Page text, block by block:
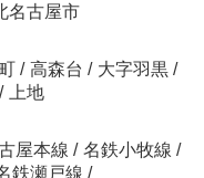
名古屋市
/ 高森台 / 大字羽黒 /
/
上地
屋本線 / 名鉄小牧線 /
鉄瀬戸線 /